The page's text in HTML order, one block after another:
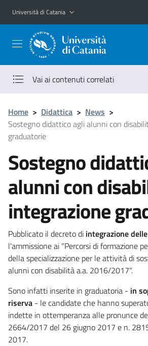
Vai al contenuto principale
Vai al menu di navigazione
Università di Catania
Vai ai contenuti correlati
Home > Didattica > News >
Sostegno didattico agli alunni con
graduatorie
Sostegno
alunni con
integrazione
Pubblicato il decreto di integrazione
l'ammissione ai "Percorsi di formazione
della specializzazione per le attività di
alunni con disabilità a.a. 2016/2017".
Sono infatti inserite in graduatoria - in
riserva - le candidate che hanno
indette in ottemperanza alle pronunce
2664/2017 del 26 giugno 2017 e n.
2017.